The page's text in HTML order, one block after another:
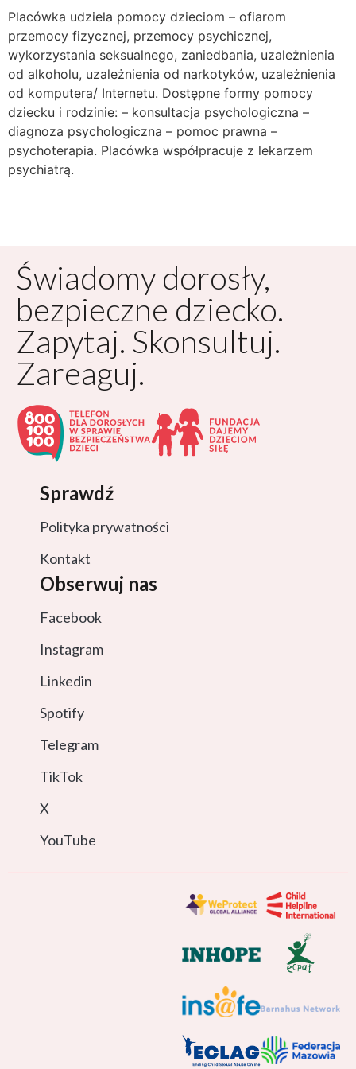
Placówka udziela pomocy dzieciom – ofiarom
przemocy fizycznej, przemocy psychicznej,
wykorzystania seksualnego, zaniedbania, uzależnienia
od alkoholu, uzależnienia od narkotyków, uzależnienia
od komputera/ Internetu. Dostępne formy pomocy
dziecku i rodzinie: – konsultacja psychologiczna –
diagnoza psychologiczna – pomoc prawna –
psychoterapia. Placówka współpracuje z lekarzem
psychiatrą.
Świadomy dorosły,
bezpieczne dziecko.
Zapytaj. Skonsultuj.
Zareaguj.
Sprawdź
Polityka prywatności
Kontakt
Obserwuj nas
Facebook
Instagram
Linkedin
Spotify
Telegram
TikTok
X
YouTube